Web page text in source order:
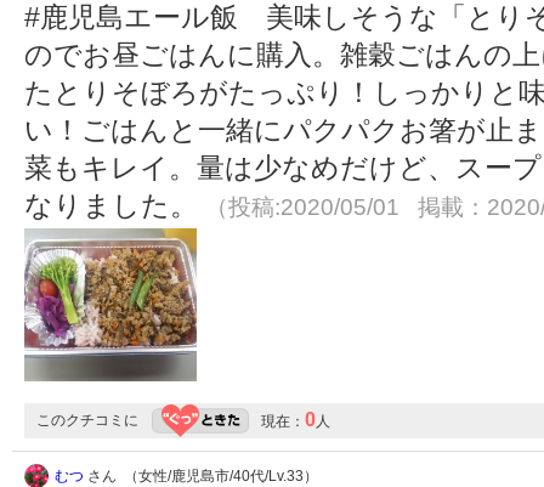
#鹿児島エール飯 美味しそうな「とり
のでお昼ごはんに購入。雑穀ごはんの
たとりそぼろがたっぷり！しっかりと
い！ごはんと一緒にパクパクお箸が止
菜もキレイ。量は少なめだけど、スー
なりました。
（投稿:2020/05/01 掲載：
このクチコミに 現在： 0人
むつ さん （女性/鹿児島市/40代/Lv.33）